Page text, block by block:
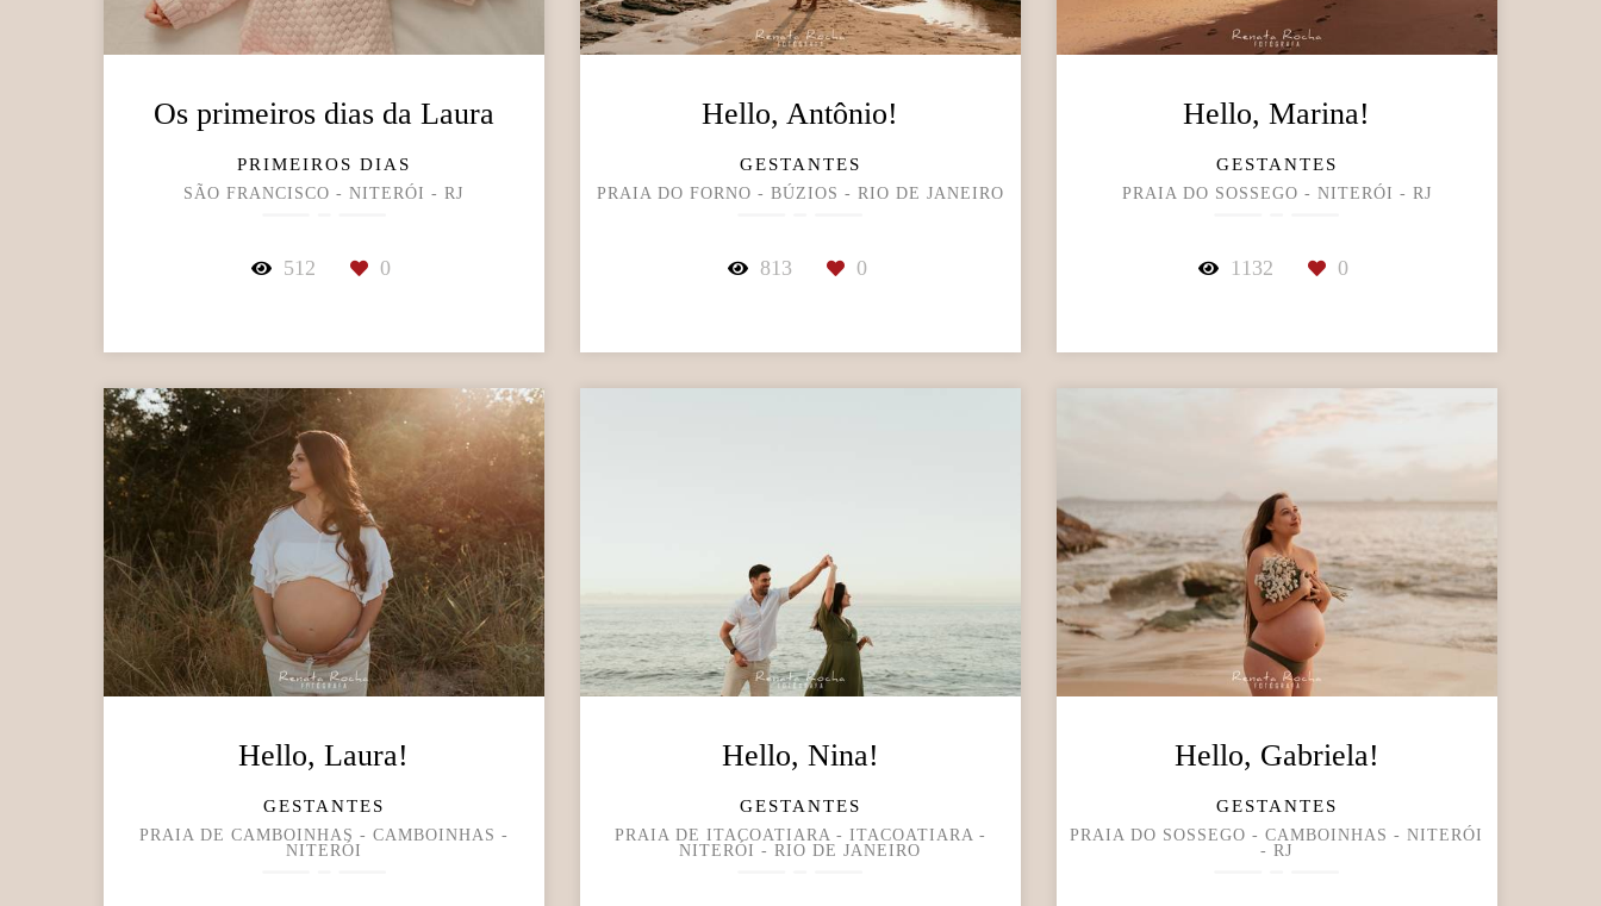
Os primeiros dias da Laura
PRIMEIROS DIAS
SÃO FRANCISCO - NITERÓI - RJ
512 0
Hello, Antônio!
GESTANTES
PRAIA DO FORNO - BÚZIOS - RIO DE JANEIRO
813 0
Hello, Marina!
GESTANTES
PRAIA DO SOSSEGO - NITERÓI - RJ
1132 0
Hello, Laura!
GESTANTES
PRAIA DE CAMBOINHAS - CAMBOINHAS -
NITERÓI
Hello, Nina!
GESTANTES
PRAIA DE ITACOATIARA - ITACOATIARA -
NITERÓI - RIO DE JANEIRO
Hello, Gabriela!
GESTANTES
PRAIA DO SOSSEGO - CAMBOINHAS - NITERÓI
- RJ